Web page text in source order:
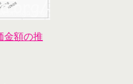
金額の推